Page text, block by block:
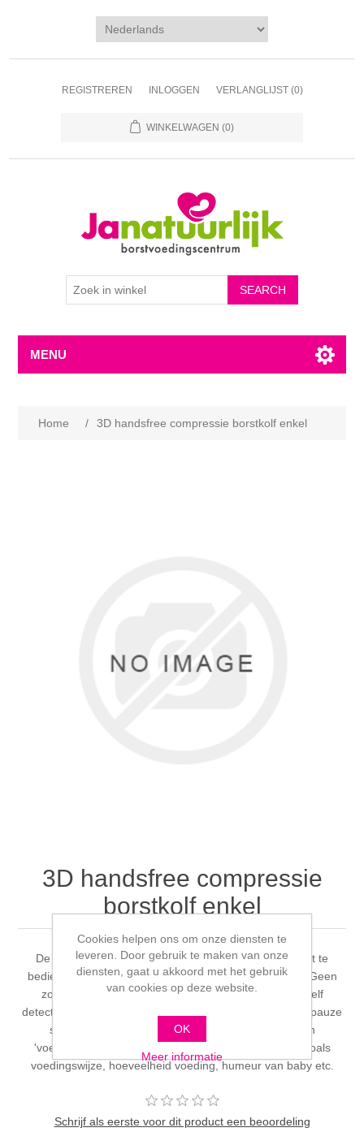
REGISTREREN INLOGGEN VERLANGLIJST (0)
WINKELWAGEN (0)
MENU
Home / 3D handsfree compressie borstkolf enkel
3D handsfree compressie
borstkolf enkel
De Horigen handsfree 3D borstkolf is via de motor unit te
bedienen maar ook via bluetooth met de Horigen APP. Geen
zorgen om een overvolle collection cup. De kolf zal zelf
detecteren wanneer de melk collection cup vol zit en op pauze
stand gaan. Binnen de Horigen APP vind je ook een
'voedingslog' waarin je belangrijke info kunt opslaan zoals
voedingswijze, hoeveelheid voeding, humeur van baby etc.
Schrijf als eerste voor dit product een beoordeling
Cookies helpen ons om onze diensten te
leveren. Door gebruik te maken van onze
diensten, gaat u akkoord met het gebruik
van cookies op deze website.
OK
Meer informatie